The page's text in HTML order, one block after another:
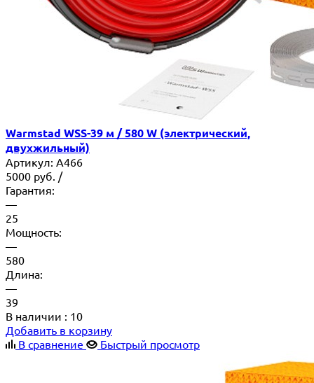
Warmstad WSS-39 м / 580 W (электрический,
двухжильный)
Артикул: A466
5000 руб. /
Гарантия:
—
25
Мощность:
—
580
Длина:
—
39
В наличии : 10
Добавить в корзину
В сравнение
Быстрый просмотр